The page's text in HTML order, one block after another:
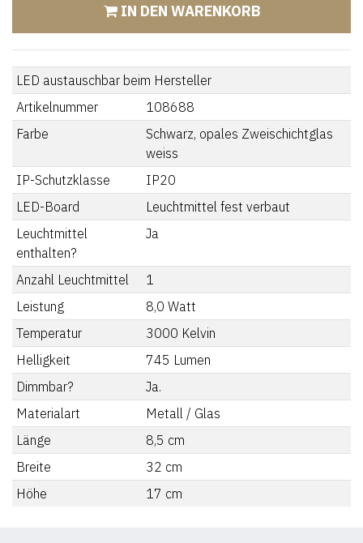
IN DEN WARENKORB
LED austauschbar beim Hersteller
Artikelnummer
108688
Farbe
Schwarz, opales Zweischichtglas
weiss
IP-Schutzklasse
IP20
LED-Board
Leuchtmittel fest verbaut
Leuchtmittel
enthalten?
Ja
Anzahl Leuchtmittel
1
Leistung
8,0 Watt
Temperatur
3000 Kelvin
Helligkeit
745 Lumen
Dimmbar?
Ja.
Materialart
Metall / Glas
Länge
8,5 cm
Breite
32 cm
Höhe
17 cm